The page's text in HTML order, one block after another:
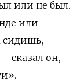
или не был.
или
сидишь,
сказал он,